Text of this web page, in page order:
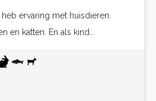
ervaring met huisdieren.
en katten. En als kind...